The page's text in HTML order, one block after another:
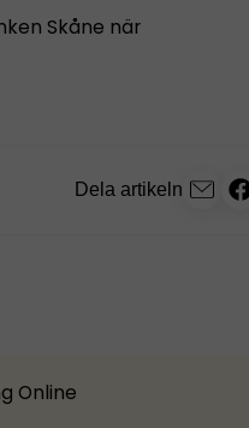
Skåne när
Dela artikeln
Online